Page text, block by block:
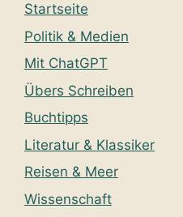
Startseite
Politik & Medien
Mit ChatGPT
Übers Schreiben
Buchtipps
Literatur & Klassiker
Reisen & Meer
Wissenschaft